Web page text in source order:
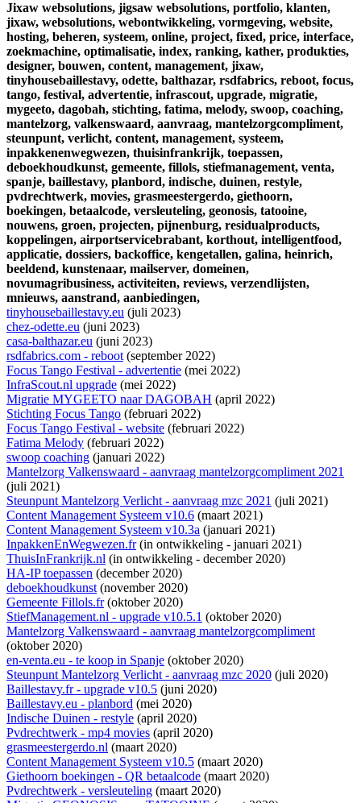
Jixaw websolutions, jigsaw websolutions, portfolio, klanten,
jixaw, websolutions, webontwikkeling, vormgeving, website,
hosting, beheren, systeem, online, project, fixed, price, interface,
zoekmachine, optimalisatie, index, ranking, kather, produkties,
designer, bouwen, content, management, jixaw,
tinyhousebaillestavy, odette, balthazar, rsdfabrics, reboot, focus,
tango, festival, advertentie, infrascout, upgrade, migratie,
mygeeto, dagobah, stichting, fatima, melody, swoop, coaching,
mantelzorg, valkenswaard, aanvraag, mantelzorgcompliment,
steunpunt, verlicht, content, management, systeem,
inpakkenenwegwezen, thuisinfrankrijk, toepassen,
deboekhoudkunst, gemeente, fillols, stiefmanagement, venta,
spanje, baillestavy, planbord, indische, duinen, restyle,
pvdrechtwerk, movies, grasmeestergerdo, giethoorn,
boekingen, betaalcode, versleuteling, geonosis, tatooine,
nouwens, groen, projecten, pijnenburg, residualproducts,
koppelingen, airportservicebrabant, korthout, intelligentfood,
applicatie, dossiers, backoffice, kengetallen, galina, heinrich,
beeldend, kunstenaar, mailserver, domeinen,
novumagribusiness, activiteiten, reviews, verzendlijsten,
mnieuws, aanstrand, aanbiedingen,
tinyhousebaillestavy.eu (juli 2023)
chez-odette.eu (juni 2023)
casa-balthazar.eu (juni 2023)
rsdfabrics.com - reboot (september 2022)
Focus Tango Festival - advertentie (mei 2022)
InfraScout.nl upgrade (mei 2022)
Migratie MYGEETO naar DAGOBAH (april 2022)
Stichting Focus Tango (februari 2022)
Focus Tango Festival - website (februari 2022)
Fatima Melody (februari 2022)
swoop coaching (januari 2022)
Mantelzorg Valkenswaard - aanvraag mantelzorgcompliment 2021
(juli 2021)
Steunpunt Mantelzorg Verlicht - aanvraag mzc 2021 (juli 2021)
Content Management Systeem v10.6 (maart 2021)
Content Management Systeem v10.3a (januari 2021)
InpakkenEnWegwezen.fr(in ontwikkeling - januari 2021)
ThuisInFrankrijk.nl (in ontwikkeling - december 2020)
HA-IP toepassen (december 2020)
deboekhoudkunst (november 2020)
Gemeente Fillols.fr(oktober 2020)
StiefManagement.nl - upgrade v10.5.1 (oktober 2020)
Mantelzorg Valkenswaard - aanvraag mantelzorgcompliment
(oktober 2020)
en-venta.eu - te koop in Spanje (oktober 2020)
Steunpunt Mantelzorg Verlicht - aanvraag mzc 2020 (juli 2020)
Baillestavy.fr - upgrade v10.5 (juni 2020)
Baillestavy.eu - planbord (mei 2020)
Indische Duinen - restyle (april 2020)
Pvdrechtwerk - mp4 movies (april 2020)
grasmeestergerdo.nl (maart 2020)
Content Management Systeem v10.5 (maart 2020)
Giethoorn boekingen - QR betaalcode (maart 2020)
Pvdrechtwerk - versleuteling (maart 2020)